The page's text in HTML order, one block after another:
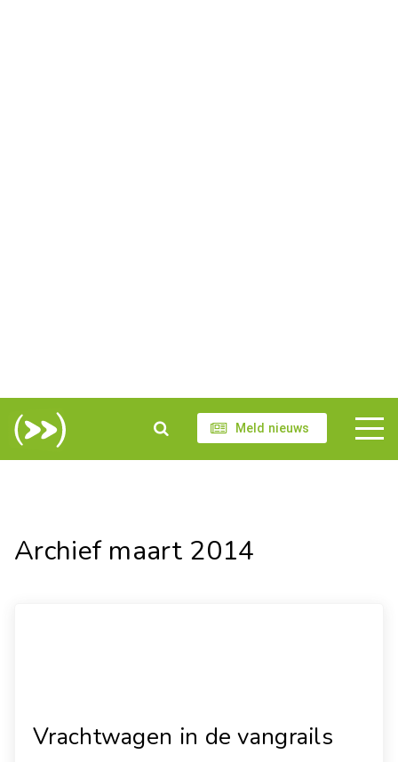
Meld nieuws
Archief maart 2014
Vrachtwagen in de vangrails